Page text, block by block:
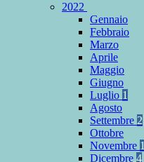
2022
Gennaio
Febbraio
Marzo
Aprile
Maggio
Giugno
Luglio 1
Agosto
Settembre 2
Ottobre
Novembre 1
Dicembre 4